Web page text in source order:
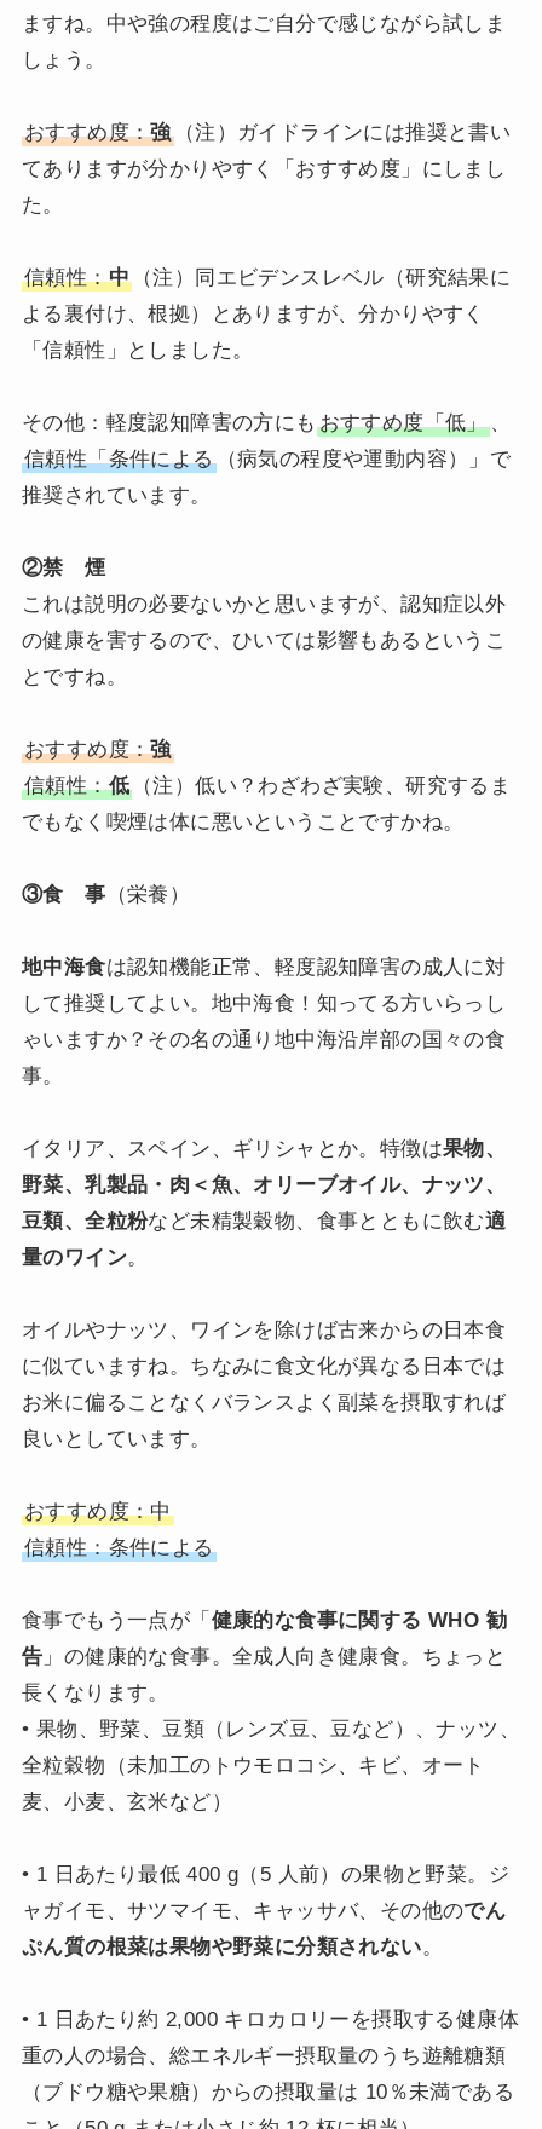
ますね。中や強の程度はご自分で感じながら試しま
しょう。
おすすめ度：強（注）ガイドラインには推奨と書い
てありますが分かりやすく「おすすめ度」にしまし
た。
信頼性：中（注）同エビデンスレベル（研究結果に
よる裏付け、根拠）とありますが、分かりやすく
「信頼性」としました。
その他：軽度認知障害の方にも おすすめ度「低」、
信頼性「条件による（病気の程度や運動内容）」で
推奨されています。
②禁 煙
これは説明の必要ないかと思いますが、認知症以外
の健康を害するので、ひいては影響もあるというこ
とですね。
おすすめ度：強
信頼性：低（注）低い？わざわざ実験、研究するま
でもなく喫煙は体に悪いということですかね。
③食 事 （栄養）
地中海食は認知機能正常、軽度認知障害の成人に対
して推奨してよい。地中海食！知ってる方いらっし
ゃいますか？その名の通り地中海沿岸部の国々の食
事。
イタリア、スペイン、ギリシャとか。特徴は果物、
野菜、乳製品・肉＜魚、オリーブオイル、ナッツ、
豆類、全粒粉など未精製穀物、食事とともに飲む適
量のワイン。
オイルやナッツ、ワインを除けば古来からの日本食
に似ていますね。ちなみに食文化が異なる日本では
お米に偏ることなくバランスよく副菜を摂取すれば
良いとしています。
おすすめ度：中
信頼性：条件による
食事でもう一点が「 健康的な食事に関する WHO 勧
告 」の健康的な食事。全成人向き健康食。ちょっと
長くなります。
• 果物、野菜、豆類（レンズ豆、豆など）、ナッツ、
全粒穀物（未加工のトウモロコシ、キビ、オート
麦、小麦、玄米など）
• 1 日あたり最低 400 g（5 人前）の果物と野菜。ジ
ャガイモ、サツマイモ、キャッサバ、その他のでん
ぷん質の根菜は果物や野菜に分類されない。
• 1 日あたり約 2,000 キロカロリーを摂取する健康体
重の人の場合、総エネルギー摂取量のうち遊離糖類
（ブドウ糖や果糖）からの摂取量は 10％未満である